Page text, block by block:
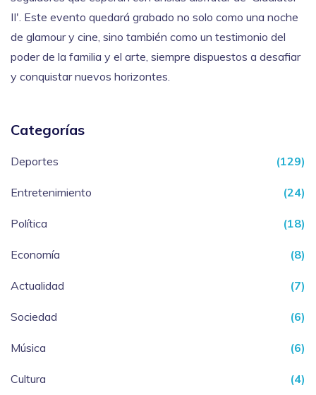
II'. Este evento quedará grabado no solo como una noche
de glamour y cine, sino también como un testimonio del
poder de la familia y el arte, siempre dispuestos a desafiar
y conquistar nuevos horizontes.
Categorías
Deportes (129)
Entretenimiento (24)
Política (18)
Economía (8)
Actualidad (7)
Sociedad (6)
Música (6)
Cultura (4)